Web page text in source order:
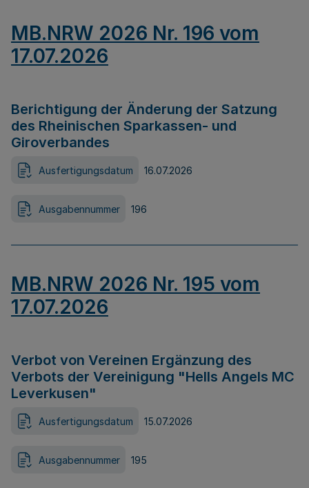
MB.NRW 2026 Nr. 196 vom
17.07.2026
Berichtigung der Änderung der Satzung
des Rheinischen Sparkassen- und
Giroverbandes
Ausfertigungsdatum 16.07.2026
Ausgabennummer 196
MB.NRW 2026 Nr. 195 vom
17.07.2026
Verbot von Vereinen Ergänzung des
Verbots der Vereinigung "Hells Angels MC
Leverkusen"
Ausfertigungsdatum 15.07.2026
Ausgabennummer 195